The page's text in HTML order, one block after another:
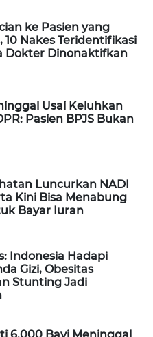
ke Pasien yang
10 Nakes Teridentifikasi
Dokter Dinonaktifkan
Usai Keluhkan
Pasien BPJS Bukan
Luncurkan NADI
Kini Bisa Menabung
Bayar Iuran
Indonesia Hadapi
Gizi, Obesitas
Stunting Jadi